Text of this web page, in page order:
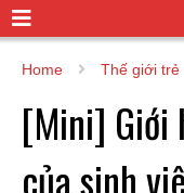
Home Thế giới trẻ
[Mini] Giới
của sinh